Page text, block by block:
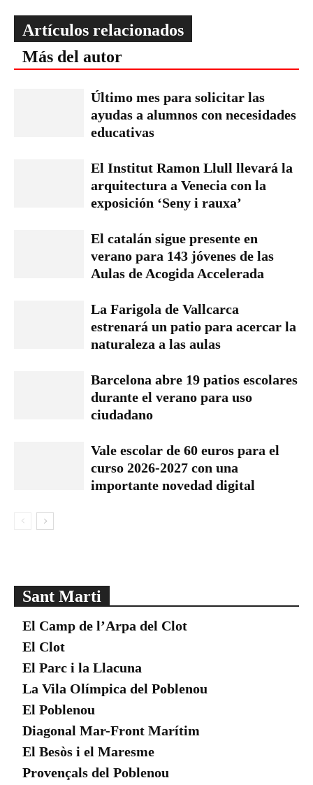
Artículos relacionados
Más del autor
Último mes para solicitar las
ayudas a alumnos con necesidades
educativas
El Institut Ramon Llull llevará la
arquitectura a Venecia con la
exposición ‘Seny i rauxa’
El catalán sigue presente en
verano para 143 jóvenes de las
Aulas de Acogida Accelerada
La Farigola de Vallcarca
estrenará un patio para acercar la
naturaleza a las aulas
Barcelona abre 19 patios escolares
durante el verano para uso
ciudadano
Vale escolar de 60 euros para el
curso 2026-2027 con una
importante novedad digital
Sant Marti
El Camp de l’Arpa del Clot
El Clot
El Parc i la Llacuna
La Vila Olímpica del Poblenou
El Poblenou
Diagonal Mar-Front Marítim
El Besòs i el Maresme
Provençals del Poblenou